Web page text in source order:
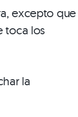
excepto que
toca los
la